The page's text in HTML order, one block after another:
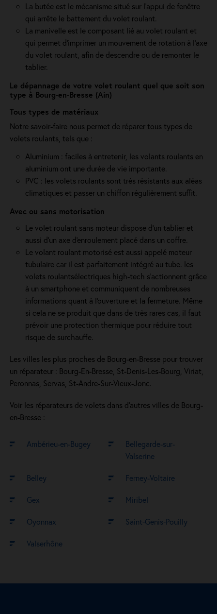
La butée est le mécanisme situé sur l’appui de fenêtre
qui arrête le battement du volet roulant.
La manivelle est le composant lié au volet roulant et
qui permet d’imprimer un mouvement de rotation à l’axe
du volet roulant, afin de descendre ou de remonter le
tablier.
Le dépannage de votre volet roulant quel que soit son
type à Bourg-en-Bresse (Ain)
Tous types de matériaux
Notre savoir-faire nous permet de réparer tous types de
volets roulants, tels que :
Aluminium : faciles à entretenir, les volants roulants en
aluminium ont une durée de vie importante.
PVC : les volets roulants sont très résistants aux aléas
climatiques et passer un chiffon régulièrement suffit.
Avec ou sans motorisation
Le volet roulant sans moteur dispose d'un tablier et
aussi d'un axe d'enroulement placé dans un coffre.
Le volant roulant motorisé est aussi appelé moteur
tubulaire car il est parfaitement intégré au tube. les
volets roulantsélectriques high-tech s'actionnent grâce
à un smartphone et communiquent de nombreuses
informations quant à l'ouverture et la fermeture. Même
si cela ne se produit que dans de très rares cas, il faut
prévoir une protection thermique pour réduire tout
risque de surchauffe.
Les villes les plus proches de Bourg-en-Bresse pour trouver
un réparateur : Bourg-En-Bresse, St-Denis-Les-Bourg, Viriat,
Peronnas, Servas, St-Andre-Sur-Vieux-Jonc.
Voir les réparateurs de volets dans d’autres villes de Bourg-
en-Bresse :
Ambérieu-en-Bugey
Bellegarde-sur-
Valserine
Belley Ferney-Voltaire
Gex Miribel
Oyonnax Saint-Genis-Pouilly
Valserhône